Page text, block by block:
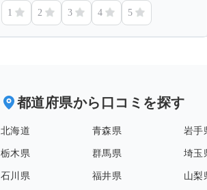
1 2 3 4 5
都道府県から口コミを探す
北海道 青森県 岩手
栃木県 群馬県 埼玉
石川県 福井県 山梨